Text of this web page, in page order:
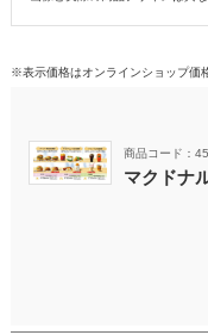
※表示価格はオンラインショップ価
商品コード：
マクドナ